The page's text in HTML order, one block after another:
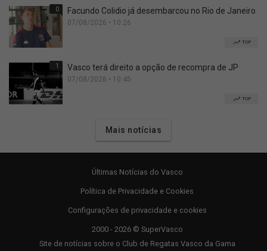
0 Facundo Colidio já desembarcou no Rio de Janeiro
07/08/2026 • 10:26
TOP
1 Vasco terá direito a opção de recompra de JP
07/08/2026 • 10:45
TOP
Mais notícias
Últimas Notícias do Vasco
Política de Privacidade e Cookies
Configurações de privacidade e cookies
2000 - 2026 © SuperVasco
Site de notícias sobre o Club de Regatas Vasco da Gama